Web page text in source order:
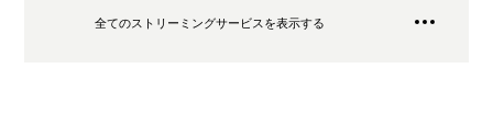
全てのストリーミングサービスを表示する